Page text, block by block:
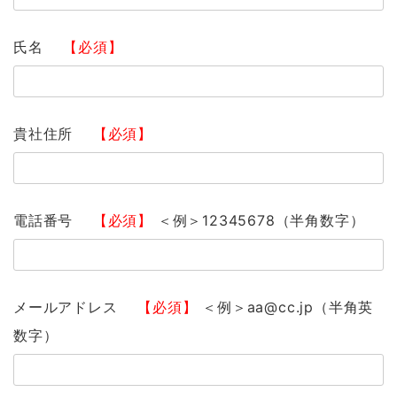
氏名 【必須】
貴社住所 【必須】
電話番号 【必須】 ＜例＞12345678（半角数字）
メールアドレス 【必須】
＜例＞aa@cc.jp（半角英
数字）